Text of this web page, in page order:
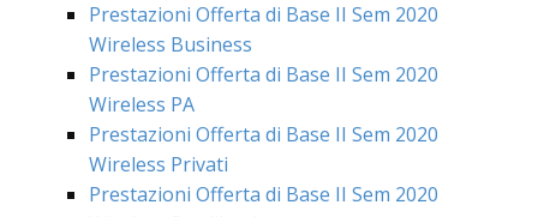
Prestazioni Offerta di Base II Sem 2020
Wireless Business
Prestazioni Offerta di Base II Sem 2020
Wireless PA
Prestazioni Offerta di Base II Sem 2020
Wireless Privati
Prestazioni Offerta di Base II Sem 2020